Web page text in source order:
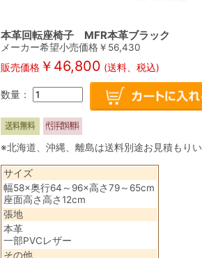
本革回転座椅子 MFR本革ブラック
メーカー希望小売価格￥ 56,430
販売価格￥ 46,800 (送料、税込)
数量：
※北海道、沖縄、離島は送料別途お見積もりい
サイズ
幅58×奥行64～96×高さ79～65cm
座面高さ高さ12cm
張地
本革
一部PVCレザー
その他